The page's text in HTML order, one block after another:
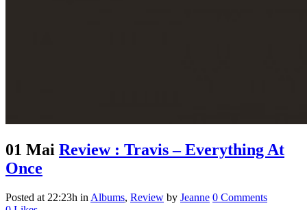
01 Mai Review : Travis – Everything At
Once
Posted at 22:23h in Albums, Review by Jeanne 0 Comments